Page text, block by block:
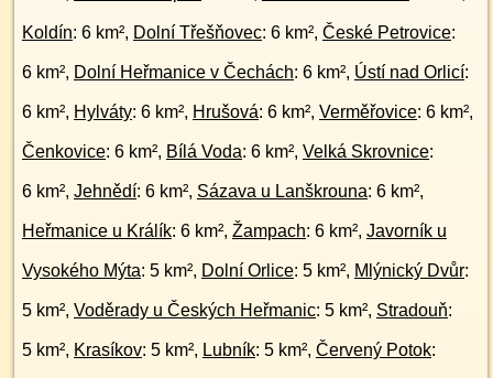
Koldín: 6 km², Dolní Třešňovec: 6 km², České Petrovice:
6 km², Dolní Heřmanice v Čechách: 6 km², Ústí nad Orlicí:
6 km², Hylváty: 6 km², Hrušová: 6 km², Verměřovice: 6 km²,
Čenkovice: 6 km², Bílá Voda: 6 km², Velká Skrovnice:
6 km², Jehnědí: 6 km², Sázava u Lanškrouna: 6 km²,
Heřmanice u Králík: 6 km², Žampach: 6 km², Javorník u
Vysokého Mýta: 5 km², Dolní Orlice: 5 km², Mlýnický Dvůr:
5 km², Voděrady u Českých Heřmanic: 5 km², Stradouň:
5 km², Krasíkov: 5 km², Lubník: 5 km², Červený Potok: